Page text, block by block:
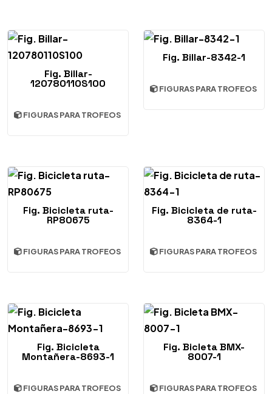
Fig. Billar-
120780110S100
FIGURAS PARA TROFEOS
Fig. Billar-8342-1
FIGURAS PARA TROFEOS
Fig. Bicicleta ruta-
RP80675
FIGURAS PARA TROFEOS
Fig. Bicicleta de ruta-
8364-1
FIGURAS PARA TROFEOS
Fig. Bicicleta
Montañera-8693-1
FIGURAS PARA TROFEOS
Fig. Bicleta BMX-
8007-1
FIGURAS PARA TROFEOS